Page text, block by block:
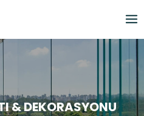
& DEKORASYONU